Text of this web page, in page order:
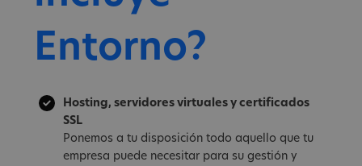
Entorno?
Hosting, servidores virtuales y certificados
SSL
Ponemos a tu disposición todo aquello que tu
empresa puede necesitar para su gestión y